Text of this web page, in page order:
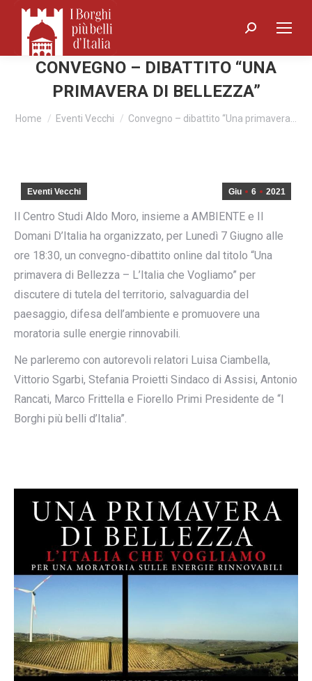
Search:
CONVEGNO – DIBATTITO “UNA
PRIMAVERA DI BELLEZZA”
You are here:
Home Eventi Vecchi Convegno – dibattito “Una primavera…
Giu 6 2021
Eventi Vecchi
Il Centro Studi Aldo Moro, insieme a AMBIENTE e Il
Domani D’Italia ha organizzato, per Lunedì 7 Giugno alle
ore 18:30, un convegno-dibattito online dal titolo “Una
primavera di Bellezza – L’Italia che Vogliamo” per
discutere di tutela del territorio, salvaguardia del
paesaggio, difesa dell’ambiente e promuovere una
moratoria sulle energie rinnovabili.
Ne parleremo con autorevoli relatori Luisa Ciambella,
Vittorio Sgarbi, Stefania Proietti Sindaco di Assisi, Antonio
Rancati, Marco Frittella e Fiorello Primi Presidente de “I
Borghi più belli d’Italia”.